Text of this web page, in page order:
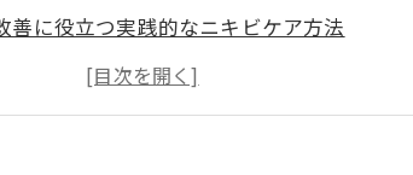
善に役立つ実践的なニキビケア方法
を取り入れた北海道流ニキビ対策とは
でも効果を発揮するニキビケアの選び方